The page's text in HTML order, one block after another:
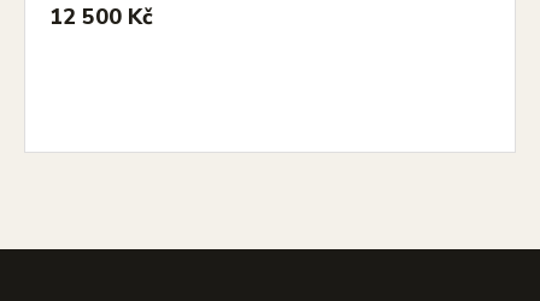
12 500 Kč